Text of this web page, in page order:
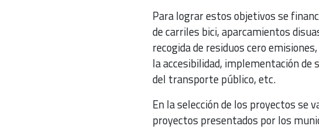
Para lograr estos objetivos se
de carriles bici, aparcamientos
recogida de residuos cero
la accesibilidad, implementación
del transporte público, etc.
En la selección de los proyectos se
proyectos presentados por los